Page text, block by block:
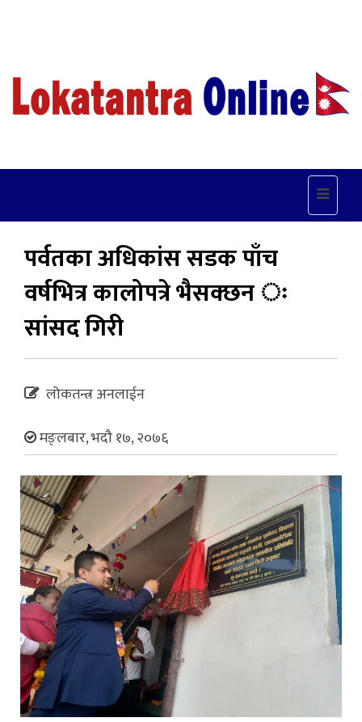
Toggle
पर्वतका अधिकांस सडक पाँच
वर्षभित्र कालोपत्रे भैसक्छन ः
सांसद गिरी
लोकतन्त्र अनलाईन
मङ्लबार, भदौ १७, २०७६